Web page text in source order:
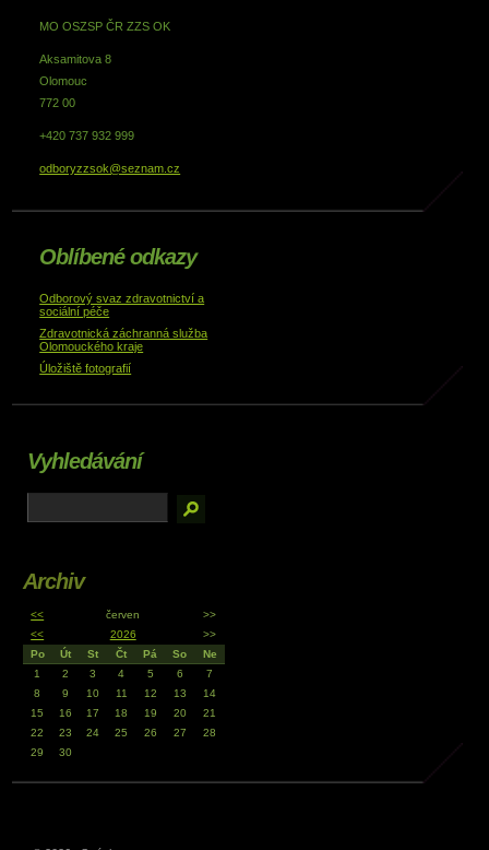
MO OSZSP ČR ZZS OK
Aksamitova 8
Olomouc
772 00
+420 737 932 999
odboryzzsok@seznam.cz
Oblíbené odkazy
Odborový svaz zdravotnictví a
sociální péče
Zdravotnická záchranná služba
Olomouckého kraje
Úložiště fotografií
Vyhledávání
Archiv
<< červen
>>
<<
2026
>>
Po
Út St Čt Pá So
Ne
1
2 3 4 5 6
7
8
9 10 11 12 13
14
15
16 17 18 19 20
21
22
23 24 25 26 27
28
29
30